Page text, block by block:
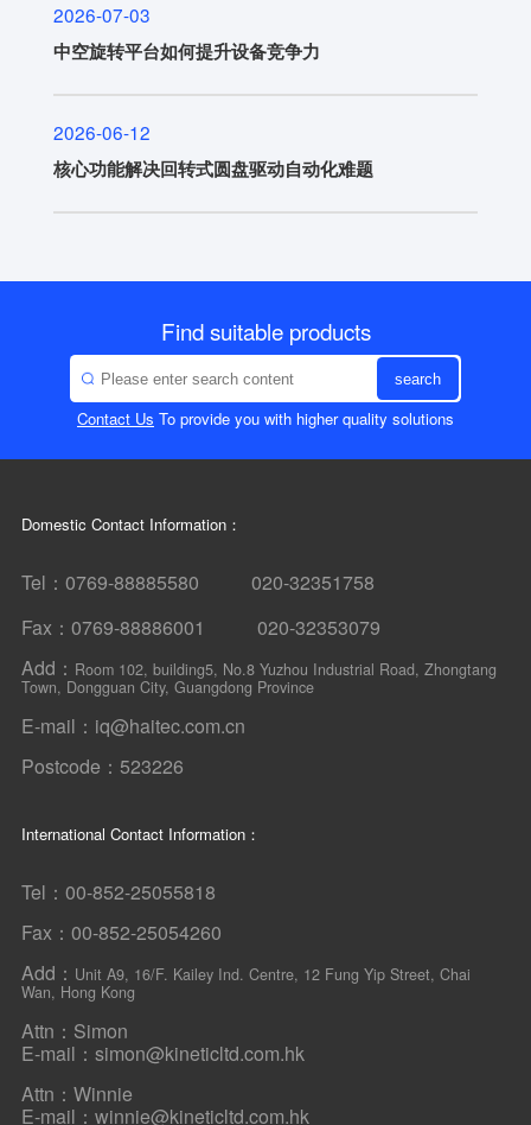
2026-07-03
中空旋转平台如何提升设备竞争力
2026-06-12
核心功能解决回转式圆盘驱动自动化难题
Find suitable products
search
Contact Us To provide you with higher quality solutions
Domestic Contact Information：
Tel：0769-88885580 020-32351758
Fax：0769-88886001 020-32353079
Add： Room 102, building5, No.8 Yuzhou Industrial Road, Zhongtang
Town, Dongguan City, Guangdong Province
E-mail：iq@haitec.com.cn
Postcode：523226
International Contact Information：
Tel：00-852-25055818
Fax：00-852-25054260
Add： Unit A9, 16/F. Kailey Ind. Centre, 12 Fung Yip Street, Chai
Wan, Hong Kong
Attn：Simon
E-mail：simon@kineticltd.com.hk
Attn：Winnie
E-mail：winnie@kineticltd.com.hk